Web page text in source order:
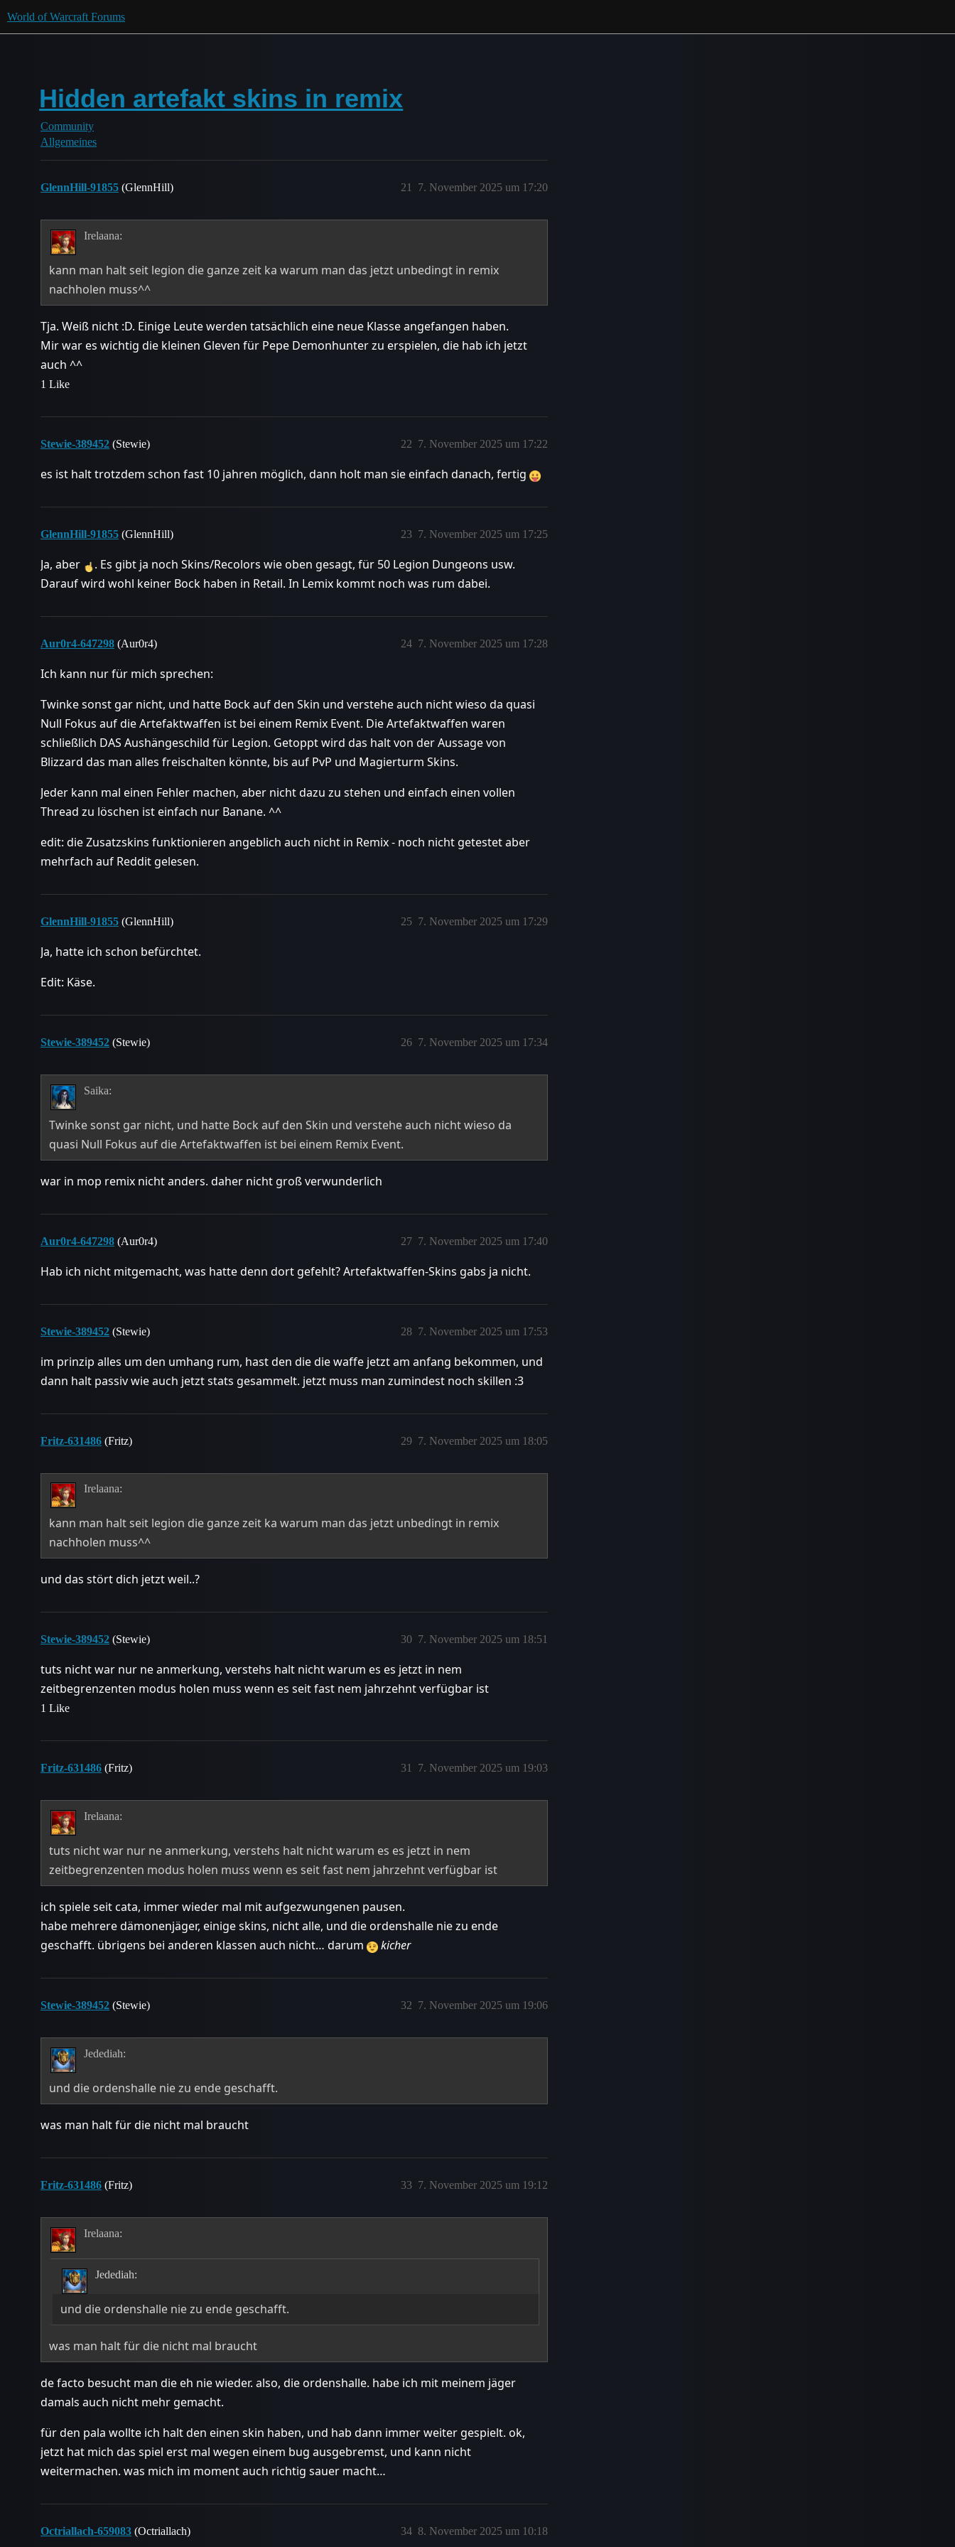
World of Warcraft Forums
Hidden artefakt skins in remix
Community
Allgemeines
GlennHill-91855 (GlennHill) 7. November 2025 um 17:20
21
Irelaana:
kann man halt seit legion die ganze zeit ka warum man das jetzt unbedingt in remix
nachholen muss^^
Tja. Weiß nicht :D. Einige Leute werden tatsächlich eine neue Klasse angefangen haben.
Mir war es wichtig die kleinen Gleven für Pepe Demonhunter zu erspielen, die hab ich jetzt
auch ^^
1 Like
Stewie-389452 (Stewie) 7. November 2025 um 17:22
22
es ist halt trotzdem schon fast 10 jahren möglich, dann holt man sie einfach danach, fertig
GlennHill-91855 (GlennHill) 7. November 2025 um 17:25
23
Ja, aber
. Es gibt ja noch Skins/Recolors wie oben gesagt, für 50 Legion Dungeons usw.
Darauf wird wohl keiner Bock haben in Retail. In Lemix kommt noch was rum dabei.
Aur0r4-647298 (Aur0r4) 7. November 2025 um 17:28
24
Ich kann nur für mich sprechen:
Twinke sonst gar nicht, und hatte Bock auf den Skin und verstehe auch nicht wieso da quasi
Null Fokus auf die Artefaktwaffen ist bei einem Remix Event. Die Artefaktwaffen waren
schließlich DAS Aushängeschild für Legion. Getoppt wird das halt von der Aussage von
Blizzard das man alles freischalten könnte, bis auf PvP und Magierturm Skins.
Jeder kann mal einen Fehler machen, aber nicht dazu zu stehen und einfach einen vollen
Thread zu löschen ist einfach nur Banane. ^^
edit: die Zusatzskins funktionieren angeblich auch nicht in Remix - noch nicht getestet aber
mehrfach auf Reddit gelesen.
GlennHill-91855 (GlennHill) 7. November 2025 um 17:29
25
Ja, hatte ich schon befürchtet.
Edit: Käse.
Stewie-389452 (Stewie) 7. November 2025 um 17:34
26
Saika:
Twinke sonst gar nicht, und hatte Bock auf den Skin und verstehe auch nicht wieso da
quasi Null Fokus auf die Artefaktwaffen ist bei einem Remix Event.
war in mop remix nicht anders. daher nicht groß verwunderlich
Aur0r4-647298 (Aur0r4) 7. November 2025 um 17:40
27
Hab ich nicht mitgemacht, was hatte denn dort gefehlt? Artefaktwaffen-Skins gabs ja nicht.
Stewie-389452 (Stewie) 7. November 2025 um 17:53
28
im prinzip alles um den umhang rum, hast den die die waffe jetzt am anfang bekommen, und
dann halt passiv wie auch jetzt stats gesammelt. jetzt muss man zumindest noch skillen :3
Fritz-631486 (Fritz) 7. November 2025 um 18:05
29
Irelaana:
kann man halt seit legion die ganze zeit ka warum man das jetzt unbedingt in remix
nachholen muss^^
und das stört dich jetzt weil..?
Stewie-389452 (Stewie) 7. November 2025 um 18:51
30
tuts nicht war nur ne anmerkung, verstehs halt nicht warum es es jetzt in nem
zeitbegrenzenten modus holen muss wenn es seit fast nem jahrzehnt verfügbar ist
1 Like
Fritz-631486 (Fritz) 7. November 2025 um 19:03
31
Irelaana:
tuts nicht war nur ne anmerkung, verstehs halt nicht warum es es jetzt in nem
zeitbegrenzenten modus holen muss wenn es seit fast nem jahrzehnt verfügbar ist
ich spiele seit cata, immer wieder mal mit aufgezwungenen pausen.
habe mehrere dämonenjäger, einige skins, nicht alle, und die ordenshalle nie zu ende
geschafft. übrigens bei anderen klassen auch nicht… darum
kicher
Stewie-389452 (Stewie) 7. November 2025 um 19:06
32
Jedediah:
und die ordenshalle nie zu ende geschafft.
was man halt für die nicht mal braucht
Fritz-631486 (Fritz) 7. November 2025 um 19:12
33
Irelaana:
Jedediah:
und die ordenshalle nie zu ende geschafft.
was man halt für die nicht mal braucht
de facto besucht man die eh nie wieder. also, die ordenshalle. habe ich mit meinem jäger
damals auch nicht mehr gemacht.
für den pala wollte ich halt den einen skin haben, und hab dann immer weiter gespielt. ok,
jetzt hat mich das spiel erst mal wegen einem bug ausgebremst, und kann nicht
weitermachen. was mich im moment auch richtig sauer macht…
Octriallach-659083 (Octriallach) 8. November 2025 um 10:18
34